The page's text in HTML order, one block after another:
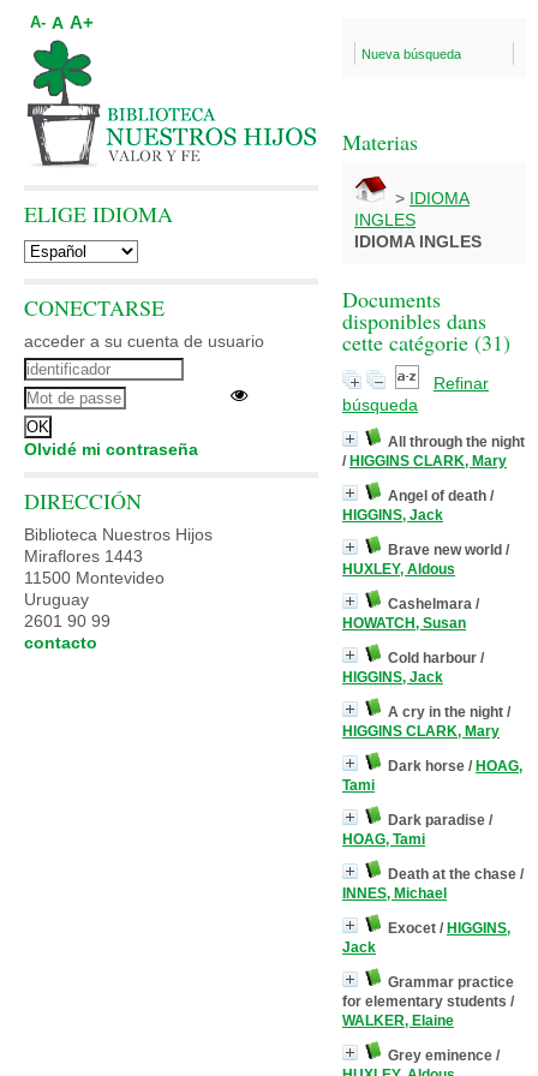
Nueva búsqueda
Materias
> IDIOMA
INGLES
IDIOMA INGLES
Documents
disponibles dans
cette catégorie (31)
Refinar
búsqueda
All through the night
/ HIGGINS CLARK, Mary
Angel of death /
HIGGINS, Jack
Brave new world /
HUXLEY, Aldous
Cashelmara /
HOWATCH, Susan
Cold harbour /
HIGGINS, Jack
A cry in the night /
HIGGINS CLARK, Mary
Dark horse / HOAG,
Tami
Dark paradise /
HOAG, Tami
Death at the chase /
INNES, Michael
Exocet / HIGGINS,
Jack
Grammar practice
for elementary students /
WALKER, Elaine
Grey eminence /
A- A A+
ELIGE IDIOMA
CONECTARSE
acceder a su cuenta de usuario
Olvidé mi contraseña
DIRECCIÓN
Biblioteca Nuestros Hijos
Miraflores 1443
11500 Montevideo
Uruguay
2601 90 99
contacto